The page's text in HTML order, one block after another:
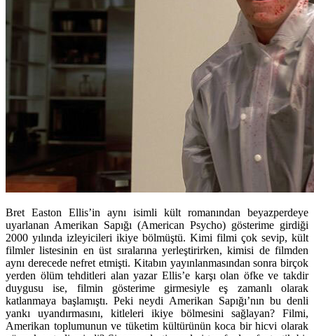
Bret Easton Ellis’in aynı isimli kült romanından beyazperdeye
uyarlanan Amerikan Sapığı (American Psycho) gösterime girdiği
2000 yılında izleyicileri ikiye bölmüştü. Kimi filmi çok sevip, kült
filmler listesinin en üst sıralarına yerleştirirken, kimisi de filmden
aynı derecede nefret etmişti. Kitabın yayınlanmasından sonra birçok
yerden ölüm tehditleri alan yazar Ellis’e karşı olan öfke ve takdir
duygusu ise, filmin gösterime girmesiyle eş zamanlı olarak
katlanmaya başlamıştı. Peki neydi Amerikan Sapığı’nın bu denli
yankı uyandırmasını, kitleleri ikiye bölmesini sağlayan? Filmi,
Amerikan toplumunun ve tüketim kültürünün koca bir hicvi olarak